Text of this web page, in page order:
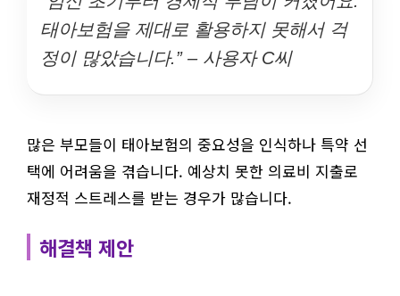
태아보험을 제대로 활용하지 못해서 걱
정이 많았습니다.” – 사용자 C씨
많은 부모들이 태아보험의 중요성을 인식하나 특약 선
택에 어려움을 겪습니다. 예상치 못한 의료비 지출로
재정적 스트레스를 받는 경우가 많습니다.
해결책 제안